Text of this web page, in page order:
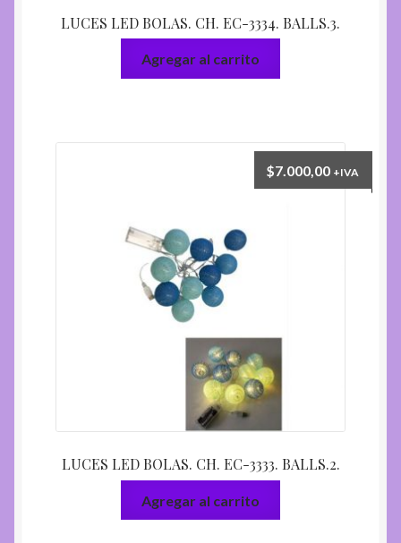
LUCES LED BOLAS. CH. EC-3334. BALLS.3.
Agregar al carrito
LUCES LED BOLAS. CH. EC-3333. BALLS.2.
$7.000,00 +IVA
Agregar al carrito